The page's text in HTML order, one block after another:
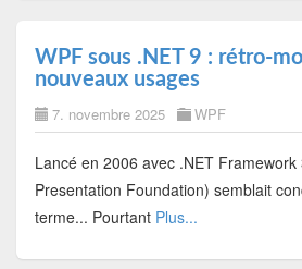
WPF sous .NET 9 : rétro-
nouveaux usages
7. novembre 2025 WPF
Lancé en 2006 avec .NET Framework
Presentation Foundation) semblait
terme... Pourtant Plus...